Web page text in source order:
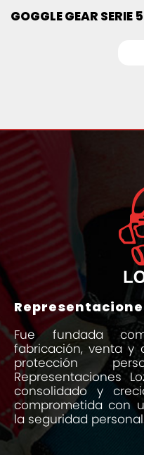
GOGGLE GEAR
Fue fundada
fabricación, venta y
protección
Representaciones
consolidado y
comprometida con
la seguridad